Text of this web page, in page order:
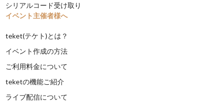
シリアルコード受け取り
イベント主催者様へ
teket(テケト)とは？
イベント作成の方法
ご利用料金について
teketの機能ご紹介
ライブ配信について